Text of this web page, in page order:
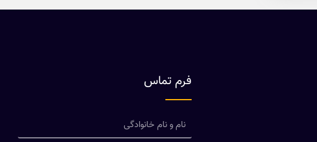
فرم تماس